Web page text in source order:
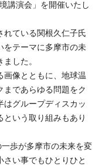
講演会」を開催いたし
ている関根久仁子氏
をテーマに多摩市の未
した。
像とともに、地球温
まであらゆる問題をク
はグループディスカッ
いう取り組みもあり
歩が多摩市の未来を変
さい事でもひとりひと